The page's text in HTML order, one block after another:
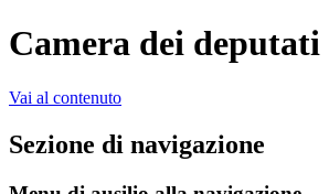
Camera dei deputati
Vai al contenuto
Sezione di navigazione